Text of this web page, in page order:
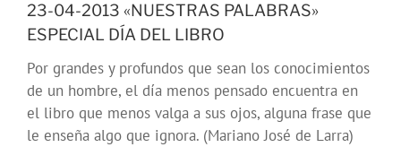
23-04-2013 «NUESTRAS PALABRAS»
ESPECIAL DÍA DEL LIBRO
Por grandes y profundos que sean los conocimientos
de un hombre, el día menos pensado encuentra en
el libro que menos valga a sus ojos, alguna frase que
le enseña algo que ignora. (Mariano José de Larra)